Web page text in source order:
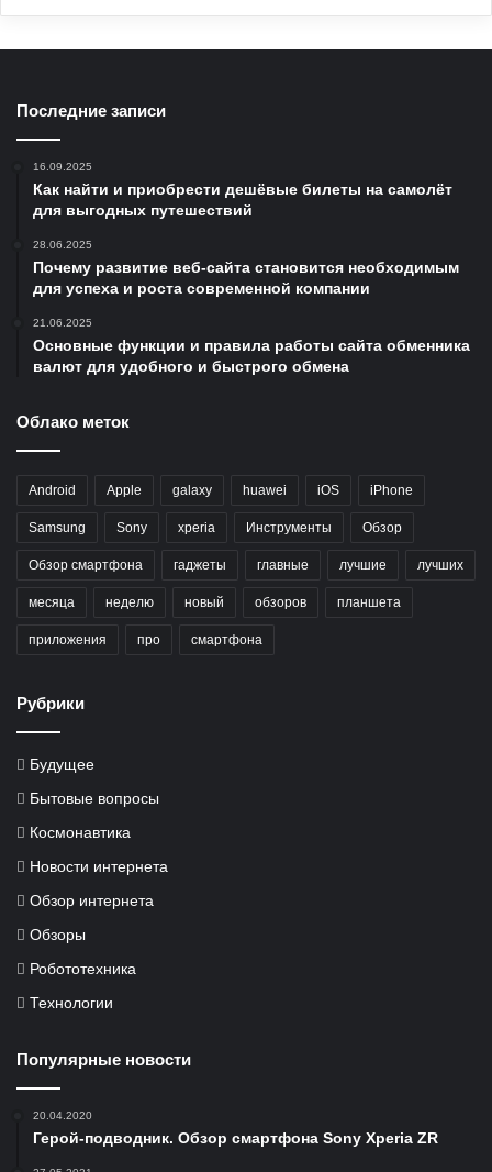
Последние записи
16.09.2025
Как найти и приобрести дешёвые билеты на самолёт
для выгодных путешествий
28.06.2025
Почему развитие веб-сайта становится необходимым
для успеха и роста современной компании
21.06.2025
Основные функции и правила работы сайта обменника
валют для удобного и быстрого обмена
Облако меток
Android Apple galaxy huawei iOS iPhone
Samsung Sony xperia Инструменты Обзор
Обзор смартфона гаджеты главные лучшие лучших
месяца неделю новый обзоров планшета
приложения про смартфона
Рубрики
Будущее
Бытовые вопросы
Космонавтика
Новости интернета
Обзор интернета
Обзоры
Робототехника
Технологии
Популярные новости
20.04.2020
Герой-подводник. Обзор смартфона Sony Xperia ZR